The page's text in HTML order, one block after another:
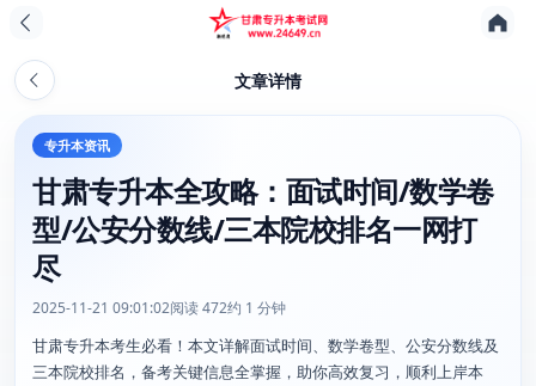
文章详情
专升本资讯
甘肃专升本全攻略：面试时间/数学卷
型/公安分数线/三本院校排名一网打
尽
2025-11-21 09:01:02阅读 472约 1 分钟
甘肃专升本考生必看！本文详解面试时间、数学卷型、公安分数线及
三本院校排名，备考关键信息全掌握，助你高效复习，顺利上岸本